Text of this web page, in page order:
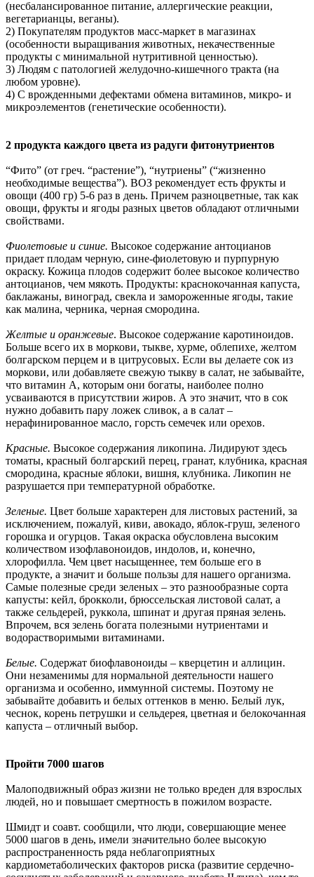
(несбалансированное питание, аллергические реакции,
вегетарианцы, веганы).
2) Покупателям продуктов масс-маркет в магазинах
(особенности выращивания животных, некачественные
продукты с минимальной нутритивной ценностью).
3) Людям с патологией желудочно-кишечного тракта (на
любом уровне).
4) С врожденными дефектами обмена витаминов, микро- и
микроэлементов (генетические особенности).
2 продукта каждого цвета из радуги фитонутриентов
“Фито” (от греч. “растение”), “нутриены” (“жизненно
необходимые вещества”). ВОЗ рекомендует есть фрукты и
овощи (400 гр) 5-6 раз в день. Причем разноцветные, так как
овощи, фрукты и ягоды разных цветов обладают отличными
свойствами.
Фиолетовые и синие. Высокое содержание антоцианов
придает плодам черную, сине-фиолетовую и пурпурную
окраску. Кожица плодов содержит более высокое количество
антоцианов, чем мякоть. Продукты: краснокочанная капуста,
баклажаны, виноград, свекла и замороженные ягоды, такие
как малина, черника, черная смородина.
Желтые и оранжевые. Высокое содержание каротиноидов.
Больше всего их в моркови, тыкве, хурме, облепихе, желтом
болгарском перцем и в цитрусовых. Если вы делаете сок из
моркови, или добавляете свежую тыкву в салат, не забывайте,
что витамин А, которым они богаты, наиболее полно
усваиваются в присутствии жиров. А это значит, что в сок
нужно добавить пару ложек сливок, а в салат –
нерафинированное масло, горсть семечек или орехов.
Красные. Высокое содержания ликопина. Лидируют здесь
томаты, красный болгарский перец, гранат, клубника, красная
смородина, красные яблоки, вишня, клубника. Ликопин не
разрушается при температурной обработке.
Зеленые. Цвет больше характерен для листовых растений, за
исключением, пожалуй, киви, авокадо, яблок-груш, зеленого
горошка и огурцов. Такая окраска обусловлена высоким
количеством изофлавоноидов, индолов, и, конечно,
хлорофилла. Чем цвет насыщеннее, тем больше его в
продукте, а значит и больше пользы для нашего организма.
Самые полезные среди зеленых – это разнообразные сорта
капусты: кейл, брокколи, брюссельская листовой салат, а
также сельдерей, руккола, шпинат и другая пряная зелень.
Впрочем, вся зелень богата полезными нутриентами и
водорастворимыми витаминами.
Белые. Содержат биофлавоноиды – кверцетин и аллицин.
Они незаменимы для нормальной деятельности нашего
организма и особенно, иммунной системы. Поэтому не
забывайте добавить и белых оттенков в меню. Белый лук,
чеснок, корень петрушки и сельдерея, цветная и белокочанная
капуста – отличный выбор.
Пройти 7000 шагов
Малоподвижный образ жизни не только вреден для взрослых
людей, но и повышает смертность в пожилом возрасте.
Шмидт и соавт. сообщили, что люди, совершающие менее
5000 шагов в день, имели значительно более высокую
распространенность ряда неблагоприятных
кардиометаболических факторов риска (развитие сердечно-